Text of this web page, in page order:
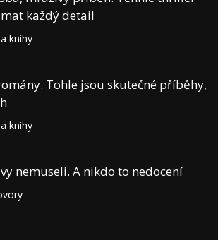
každý detail
knihy
Tohle jsou skutečné příběhy,
knihy
nemuseli. A nikdo to nedocení